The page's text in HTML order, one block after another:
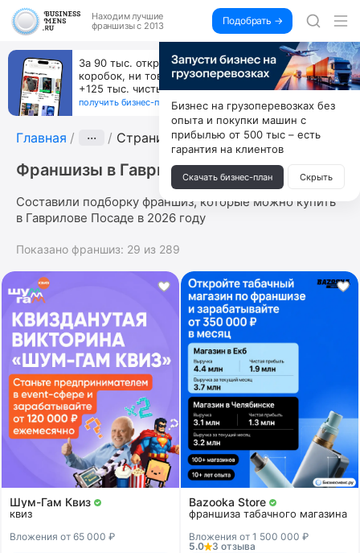
Находим лучшие
франшизы с 2013
Подобрать →
За 90 тыс. открой магазин на Авито, дома ни
коробок, ни товара, ни склада, зато каждый месяц
+125 тыс. чистыми
получить бизнес-план ↓
Главная ··· Страница 8
Франшизы в Гаврилове Посаде
Составили подборку франшиз, которые можно купить
в Гаврилове Посаде в 2026 году
Показано франшиз: 29 из 289
Шум-Гам Квиз
квиз
Вложения от 65 000 ₽
Bazooka Store
франшиза табачного магазина
Вложения от 1 500 000 ₽
5.0
3 отзыва
Бизнес на грузоперевозках без
опыта и покупки машин с
прибылью от 500 тыс – есть
гарантия на клиентов
Скачать бизнес-план Скрыть